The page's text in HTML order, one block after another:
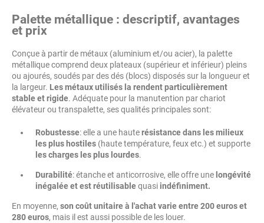
Palette métallique : descriptif, avantages
et prix
Conçue à partir de métaux (aluminium et/ou acier), la palette
métallique comprend deux plateaux (supérieur et inférieur) pleins
ou ajourés, soudés par des dés (blocs) disposés sur la longueur et
la largeur. Les métaux utilisés la rendent particulièrement
stable et rigide. Adéquate pour la manutention par chariot
élévateur ou transpalette, ses qualités principales sont:
Robustesse: elle a une hauterésistance dans les milieux
les plus hostiles (haute température, feux etc.) et supporte
les charges les plus lourdes.
Durabilité: étanche et anticorrosive, elle offre une longévité
inégalée et est réutilisablequasi indéfiniment.
En moyenne, son coût unitaire à l'achat varie entre 200 euros et
280 euros, mais il est aussi possible de les louer.